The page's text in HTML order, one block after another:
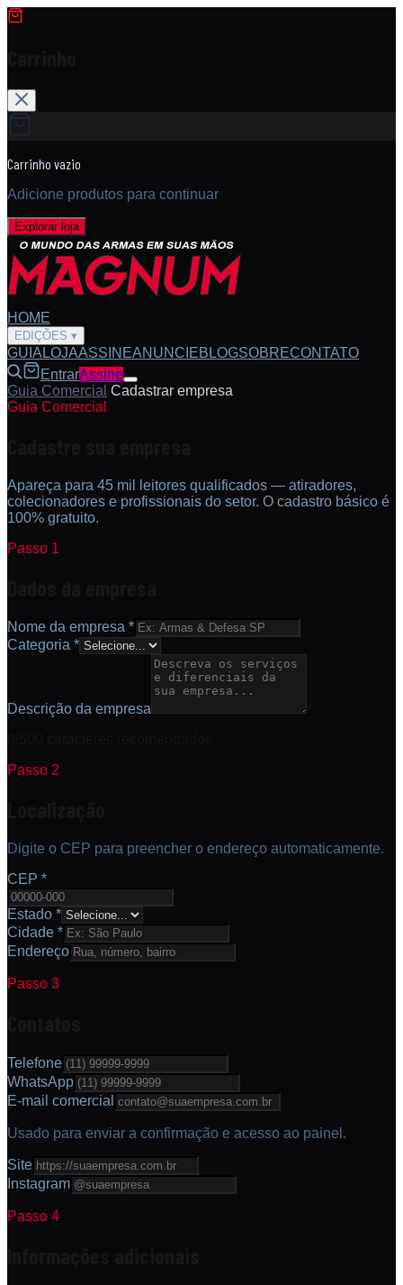
Carrinho vazio
Adicione produtos para continuar
Explorar loja
HOME
EDIÇÕES ▾
GUIA LOJAASSINEANUNCIEBLOGSOBRECONTATO
EntrarAssine
Guia Comercial Cadastrar empresa
Guia Comercial
Apareça para 45 mil leitores qualificados — atiradores,
colecionadores e profissionais do setor. O cadastro básico é
100% gratuito.
Passo 1
Nome da empresa *
Categoria *
Descrição da empresa
Passo 2
Digite o CEP para preencher o endereço automaticamente.
CEP *
Estado *
Cidade *
Endereço
Passo 3
Telefone
WhatsApp
E-mail comercial
Usado para enviar a confirmação e acesso ao painel.
Site
Instagram
Passo 4